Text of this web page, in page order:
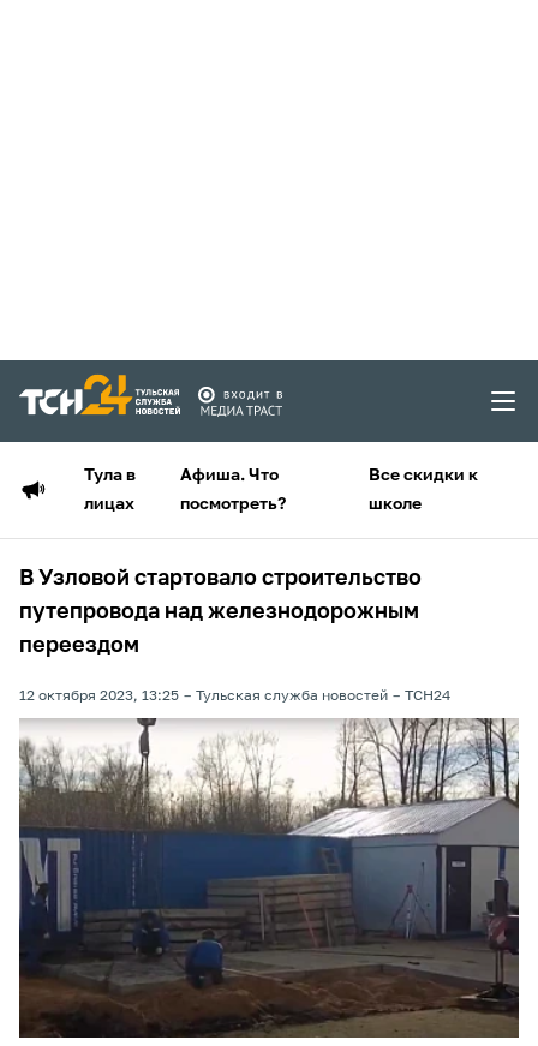
Тула в
лицах
Афиша. Что
посмотреть?
Все скидки к
школе
В Узловой стартовало строительство
путепровода над железнодорожным
переездом
12 октября 2023, 13:25 Тульская служба новостей ТСН24